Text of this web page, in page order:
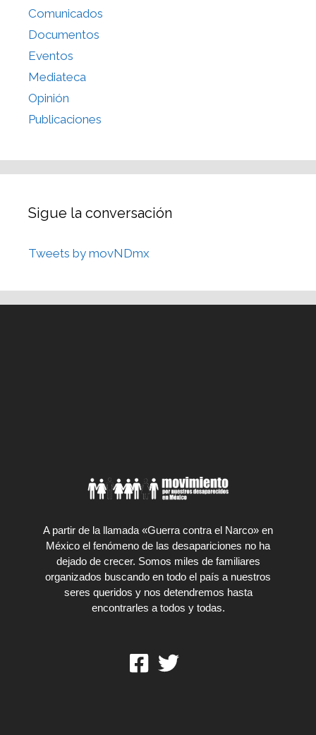
Comunicados
Documentos
Eventos
Mediateca
Opinión
Publicaciones
Sigue la conversación
Tweets by movNDmx
A partir de la llamada «Guerra contra el Narco» en
México el fenómeno de las desapariciones no ha
dejado de crecer. Somos miles de familiares
organizados buscando en todo el país a nuestros
seres queridos y nos detendremos hasta
encontrarles a todos y todas.